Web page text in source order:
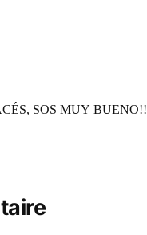
SOS MUY BUENO!!